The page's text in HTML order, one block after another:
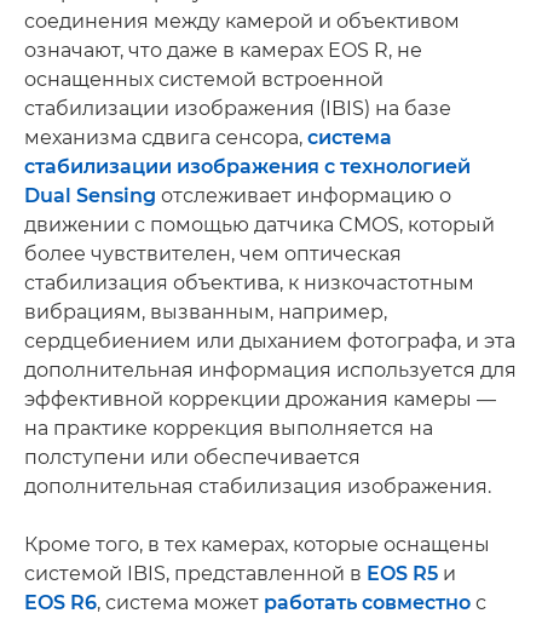
соединения между камерой и объективом
означают, что даже в камерах EOS R, не
оснащенных системой встроенной
стабилизации изображения (IBIS) на базе
механизма сдвига сенсора, система
стабилизации изображения с технологией
Dual Sensing отслеживает информацию о
движении с помощью датчика CMOS, который
более чувствителен, чем оптическая
стабилизация объектива, к низкочастотным
вибрациям, вызванным, например,
сердцебиением или дыханием фотографа, и эта
дополнительная информация используется для
эффективной коррекции дрожания камеры —
на практике коррекция выполняется на
полступени или обеспечивается
дополнительная стабилизация изображения.
Кроме того, в тех камерах, которые оснащены
системой IBIS, представленной в EOS R5 и
EOS R6, система может работать совместно с